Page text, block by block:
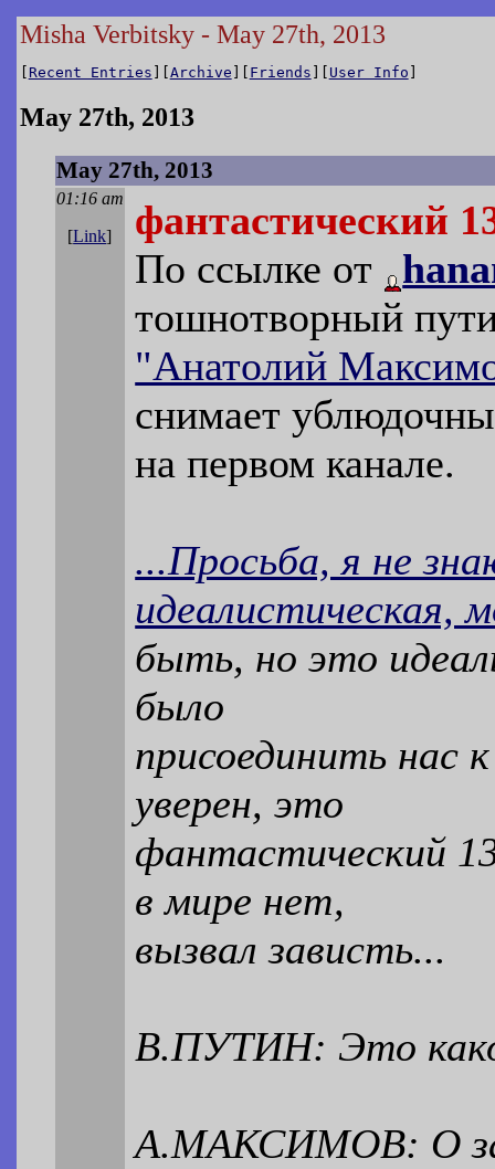
Misha Verbitsky - May 27th, 2013
[ Recent Entries ][Archive ][ Friends ][ User Info ]
May 27th, 2013
May 27th, 2013
01:16 am
[Link]
фантастический
По ссылке от
тошнотворный
"Анатолий
снимает
на первом канале.
...Просьба, я не
идеалистическая,
быть, но это
было
присоединить нас
уверен, это
фантастический
в мире нет,
вызвал зависть...
В.ПУТИН: Это
А.МАКСИМОВ: О